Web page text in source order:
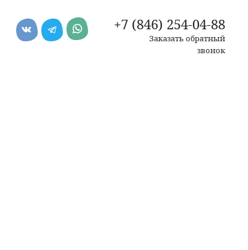
+7 (846) 254-04-88
Заказать обратный
звонок